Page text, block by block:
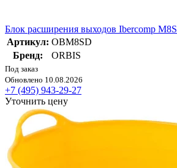
Блок расширения выходов Ibercomp
Артикул: OBM8SD
Бренд:
ORBIS
Под заказ
Обновлено 10.08.2026
+7 (495) 943-29-27
Уточнить цену